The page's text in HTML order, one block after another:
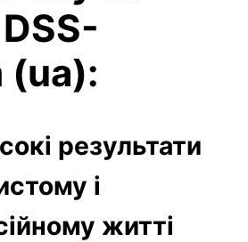
(ua):
результати
і
житті